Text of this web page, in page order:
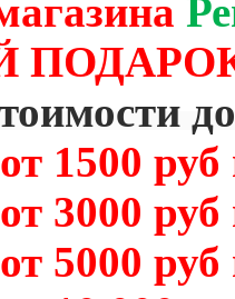
1500
3000
5000